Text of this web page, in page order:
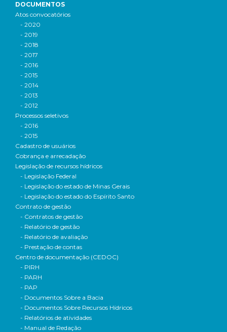
DOCUMENTOS
Atos convocatórios
- 2020
- 2019
- 2018
- 2017
- 2016
- 2015
- 2014
- 2013
- 2012
Processos seletivos
- 2016
- 2015
Cadastro de usuários
Cobrança e arrecadação
Legislação de recursos hídricos
- Legislação Federal
- Legislação do estado de Minas Gerais
- Legislação do estado do Espírito Santo
Contrato de gestão
- Contratos de gestão
- Relatório de gestão
- Relatório de avaliação
- Prestação de contas
Centro de documentação (CEDOC)
- PIRH
- PARH
- PAP
- Documentos Sobre a Bacia
- Documentos Sobre Recursos Hídricos
- Relatórios de atividades
- Manual de Redação